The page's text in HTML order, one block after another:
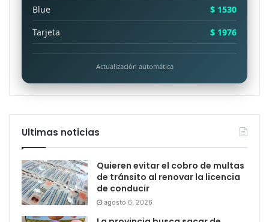
Blue
$ 1530
Tarjeta
$ 1976
Actualización automática
Ultimas noticias
Quieren evitar el cobro de multas
de tránsito al renovar la licencia
de conducir
agosto 6, 2026